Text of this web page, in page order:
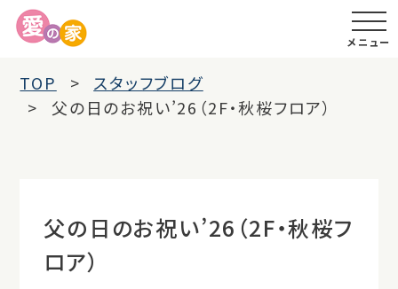
メニュー
TOP
スタッフブログ
父の日のお祝い’26（2F・秋桜フロア）
父の日のお祝い’26（2F・秋桜フ
ロア）